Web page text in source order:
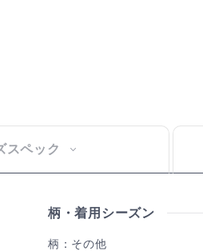
スペック
柄・着用シーズン
柄：その他